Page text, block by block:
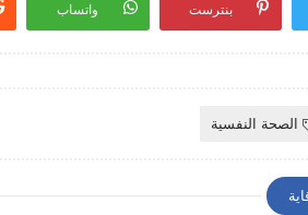
بنترست واتساب
الصحة النفسية